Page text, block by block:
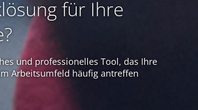
für Ihre
und professionelles Tool, das Ihre
Arbeitsumfeld häufig antreffen